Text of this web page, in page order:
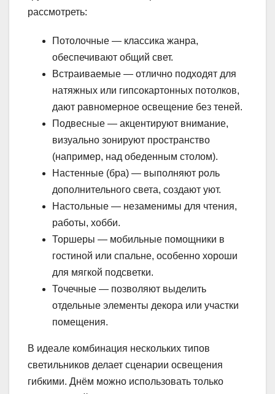
рассмотреть:
Потолочные — классика жанра,
обеспечивают общий свет.
Встраиваемые — отлично подходят для
натяжных или гипсокартонных потолков,
дают равномерное освещение без теней.
Подвесные — акцентируют внимание,
визуально зонируют пространство
(например, над обеденным столом).
Настенные (бра) — выполняют роль
дополнительного света, создают уют.
Настольные — незаменимы для чтения,
работы, хобби.
Торшеры — мобильные помощники в
гостиной или спальне, особенно хороши
для мягкой подсветки.
Точечные — позволяют выделить
отдельные элементы декора или участки
помещения.
В идеале комбинация нескольких типов
светильников делает сценарии освещения
гибкими. Днём можно использовать только